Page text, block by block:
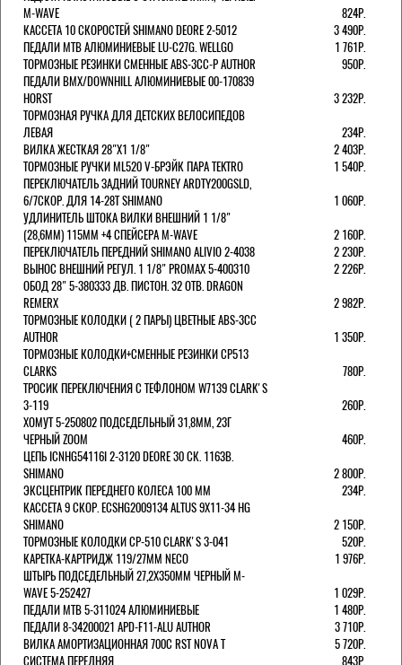
M-WAVE
824Р.
КАССЕТА 10 СКОРОСТЕЙ SHIMANO DEORE 2-5012
3 490Р.
ПЕДАЛИ MTB АЛЮМИНИЕВЫЕ LU-C27G. WELLGO
1 761Р.
ТОРМОЗНЫЕ РЕЗИНКИ СМЕННЫЕ ABS-3CC-P AUTHOR
950Р.
ПЕДАЛИ BMX/DOWNHILL АЛЮМИНИЕВЫЕ 00-170839
HORST
3 232Р.
ТОРМОЗНАЯ РУЧКА ДЛЯ ДЕТСКИХ ВЕЛОСИПЕДОВ
ЛЕВАЯ
234Р.
ВИЛКА ЖЕСТКАЯ 28"Х1 1/8"
2 403Р.
ТОРМОЗНЫЕ РУЧКИ ML520 V-БРЭЙК ПАРА TEKTRO
1 540Р.
ПЕРЕКЛЮЧАТЕЛЬ ЗАДНИЙ TOURNEY ARDTY200GSLD,
6/7СКОР. ДЛЯ 14-28T SHIMANO
1 060Р.
УДЛИНИТЕЛЬ ШТОКА ВИЛКИ ВНЕШНИЙ 1 1/8"
(28,6ММ) 115ММ +4 СПЕЙСЕРА M-WAVE
2 160Р.
ПЕРЕКЛЮЧАТЕЛЬ ПЕРЕДНИЙ SHIMANO ALIVIO 2-4038
2 230Р.
ВЫНОС ВНЕШНИЙ РЕГУЛ. 1 1/8" PROMAX 5-400310
2 226Р.
ОБОД 28" 5-380333 ДВ. ПИСТОН. 32 ОТВ. DRAGON
REMERX
2 982Р.
ТОРМОЗНЫЕ КОЛОДКИ ( 2 ПАРЫ) ЦВЕТНЫЕ ABS-3CC
AUTHOR
1 350Р.
ТОРМОЗНЫЕ КОЛОДКИ+СМЕННЫЕ РЕЗИНКИ CP513
CLARKS
780Р.
ТРОСИК ПЕРЕКЛЮЧЕНИЯ С ТЕФЛОНОМ W7139 СLARK'S
3-119
260Р.
ХОМУТ 5-250802 ПОДСЕДЕЛЬНЫЙ 31,8ММ, 23Г
ЧЕРНЫЙ ZOOM
460Р.
ЦЕПЬ ICNHG54116I 2-3120 DEORE 30 СК. 116ЗВ.
SHIMANO
2 800Р.
ЭКСЦЕНТРИК ПЕРЕДНЕГО КОЛЕСА 100 ММ
234Р.
КАССЕТА 9 СКОР. ECSHG2009134 ALTUS 9Х11-34 HG
SHIMANO
2 150Р.
ТОРМОЗНЫЕ КОЛОДКИ CP-510 CLARK'S 3-041
520Р.
КАРЕТКА-КАРТРИДЖ 119/27ММ NECO
1 976Р.
ШТЫРЬ ПОДСЕДЕЛЬНЫЙ 27,2Х350ММ ЧЕРНЫЙ M-
WAVE 5-252427
1 029Р.
ПЕДАЛИ MTB 5-311024 АЛЮМИНИЕВЫЕ
1 480Р.
ПЕДАЛИ 8-34200021 APD-F11-ALU AUTHOR
3 710Р.
ВИЛКА АМОРТИЗАЦИОННАЯ 700С RST NOVA T
5 720Р.
СИСТЕМА ПЕРЕДНЯЯ
843Р.